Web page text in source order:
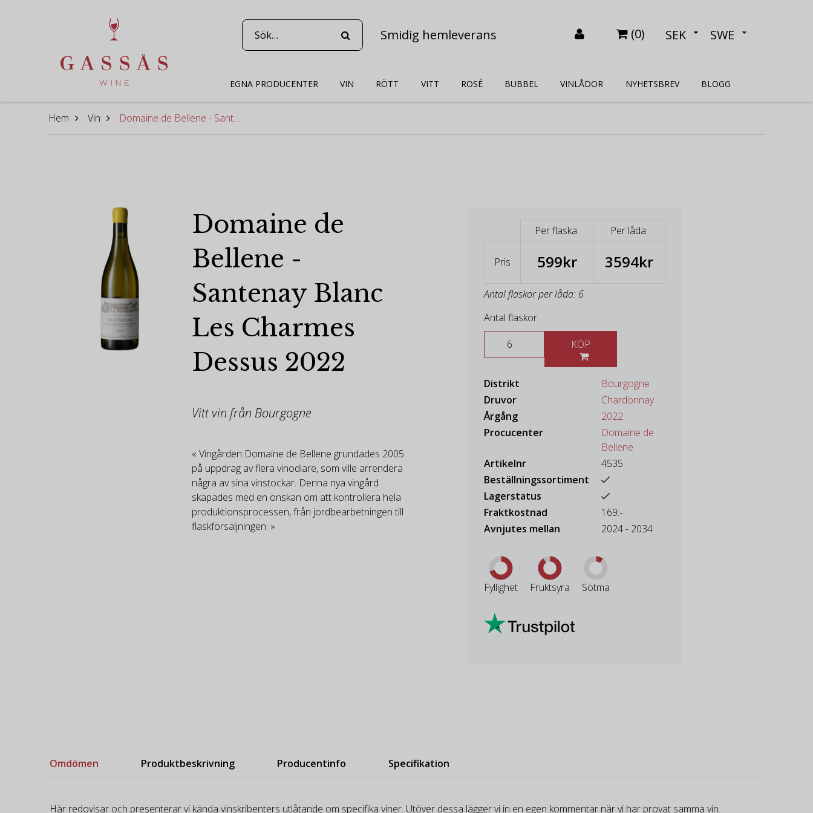
Smidig hemleverans (0) SEK SWE
EGNA PRODUCENTER VIN RÖTT VITT ROSÉ BUBBEL VINLÅDOR NYHETSBREV BLOGG
Hem Vin Domaine de Bellene - Santenay Blanc Les Charmes Dessus 2022
Domaine de
Bellene -
Santenay Blanc
Les Charmes
Dessus 2022
Vitt vin från Bourgogne
« Vingården Domaine de Bellene grundades 2005
på uppdrag av flera vinodlare, som ville arrendera
några av sina vinstockar. Denna nya vingård
skapades med en önskan om att kontrollera hela
produktionsprocessen, från jordbearbetningen till
flaskförsäljningen. »
Per flaska: Per låda:
Pris 599kr 3594kr
Antal flaskor per låda: 6
Antal flaskor
Distrikt
Bourgogne
Druvor
Chardonnay
Årgång
2022
Procucenter
Domaine de
Bellene
Artikelnr
4535
Beställningssortiment
Lagerstatus
Fraktkostnad
169:-
Avnjutes mellan
2024 - 2034
Fyllighet Fruktsyra Sötma
Omdömen Produktbeskrivning Producentinfo Specifikation
Här redovisar och presenterar vi kända vinskribenters utlåtande om specifika viner. Utöver dessa lägger vi in en egen kommentar när vi har provat samma vin.